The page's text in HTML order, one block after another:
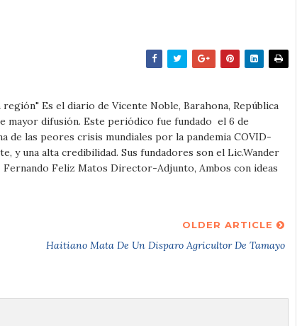
Es el diario de Vicente Noble, Barahona, República
mayor difusión. Este periódico fue fundado el 6 de
de las peores crisis mundiales por la pandemia COVID-
y una alta credibilidad. Sus fundadores son el Lic.Wander
Feliz Matos Director-Adjunto, Ambos con ideas
OLDER ARTICLE
Haitiano Mata De Un Disparo Agricultor De Tamayo